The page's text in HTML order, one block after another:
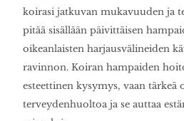
koirasi jatkuvan mukavuuden ja
pitää sisällään päivittäisen
oikeanlaisten harjausvälineiden
ravinnon. Koiran hampaiden
esteettinen kysymys, vaan tärkeä
terveydenhuoltoa ja se auttaa